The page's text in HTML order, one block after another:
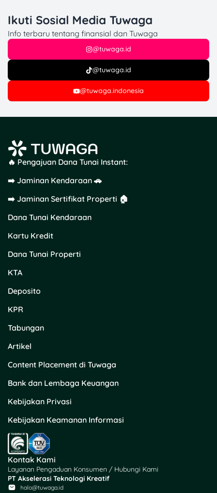
Ikuti Sosial Media Tuwaga
Info terbaru tentang finansial dan Tuwaga
@tuwaga.id
@tuwaga.id
@tuwaga.indonesia
🔥 Pengajuan Dana Tunai Instant:
➡️ Jaminan Kendaraan 🚗
➡️ Jaminan Sertifikat Properti 🏠
Dana Tunai Kendaraan
Kartu Kredit
Dana Tunai Properti
KTA
Deposito
KPR
Tabungan
Artikel
Content Placement di Tuwaga
Bank dan Lembaga Keuangan
Kebijakan Privasi
Kebijakan Keamanan Informasi
Kontak Kami
Layanan Pengaduan Konsumen / Hubungi Kami
PT Akselerasi Teknologi Kreatif
halo@tuwaga.id